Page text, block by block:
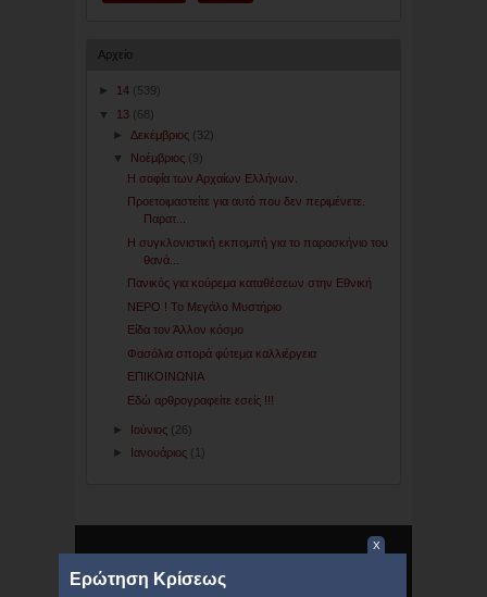
Αρχείο
► 14 (539)
▼
13 (68)
► Δεκέμβριος (32)
▼
Νοέμβριος (9)
H σοφία των Αρχαίων Ελλήνων.
Προετοιμαστείτε για αυτό που δεν περιμένετε.
Παρατ...
Η συγκλονιστική εκπομπή για το παρασκήνιο του
θανά...
Πανικός για κούρεμα καταθέσεων στην Εθνική
ΝΕΡΟ ! Το Μεγάλο Μυστήριο
Είδα τον Άλλον κόσμο
Φασόλια σπορά φύτεμα καλλιέργεια
ΕΠΙΚΟΙΝΩΝΙΑ
Εδώ αρθρογραφείτε εσείς !!!
► Ιούνιος (26)
►
Ιανουάριος (1)
Ερώτηση Κρίσεως
X